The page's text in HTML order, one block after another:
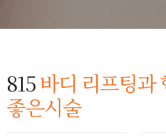
815바디 리프팅과
좋은시술